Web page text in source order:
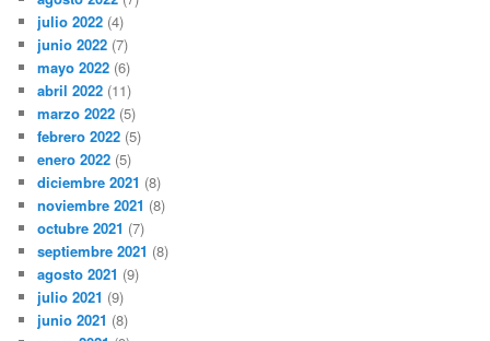
julio 2022 (4)
junio 2022 (7)
mayo 2022 (6)
abril 2022 (11)
marzo 2022 (5)
febrero 2022 (5)
enero 2022 (5)
diciembre 2021 (8)
noviembre 2021 (8)
octubre 2021 (7)
septiembre 2021 (8)
agosto 2021 (9)
julio 2021 (9)
junio 2021 (8)